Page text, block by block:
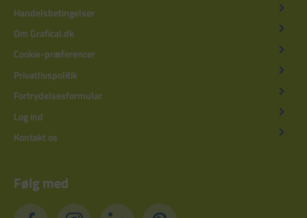
Handelsbetingelser
Om Grafical.dk
Cookie-præferencer
Privatlivspolitik
Fortrydelsesformular
Log ind
Kontakt os
Følg med